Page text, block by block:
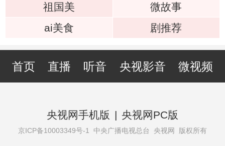
祖国美
微故事
ai美食
剧推荐
首页 直播 听音 央视影音 微视频
央视网手机版 | 央视网PC版
京ICP备10003349号-1 中央广播电视总台 央视网 版权所有